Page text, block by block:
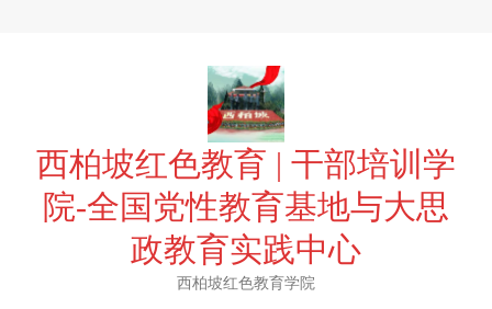
西柏坡红色教育 | 干部培训学
院-全国党性教育基地与大思
政教育实践中心
西柏坡红色教育学院